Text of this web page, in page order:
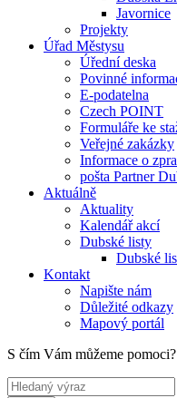
Javornice
Projekty
Úřad Městysu
Úřední deska
Povinné
E-podatelna
Czech POINT
Formuláře ke
Veřejné zakázky
Informace o
pošta Partner
Aktuálně
Aktuality
Kalendář akcí
Dubské listy
Dubské
Kontakt
Napište nám
Důležité odkazy
Mapový portál
S čím Vám můžeme pomoci?